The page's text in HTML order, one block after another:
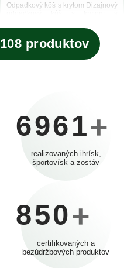
Odpadkový kôš s krytom Dizajnový
exteriéru - parky, ihriská, ale aj do
interiéru - nákupné ...
108 produktov
6961+
realizovaných ihrísk,
športovísk a zostáv
850+
certifikovaných a
bezúdržbových produktov